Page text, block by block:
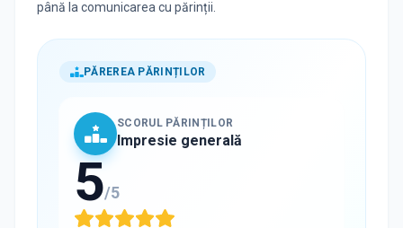
până la comunicarea cu părinții.
PĂREREA PĂRINȚILOR
SCORUL PĂRINȚILOR
Impresie generală
5/5